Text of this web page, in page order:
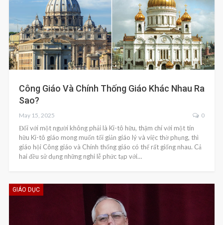
Công Giáo Và Chính Thống Giáo Khác Nhau Ra
Sao?
May 15, 2025 0
Đối với một người không phải là Ki-tô hữu, thậm chí với một tín
hữu Ki-tô giáo mong muốn tối giản giáo lý và việc thờ phụng, thì
giáo hội Công giáo và Chính thống giáo có thể rất giống nhau. Cả
hai đều sử dụng những nghi lễ phức tạp với…
GIÁO DỤC